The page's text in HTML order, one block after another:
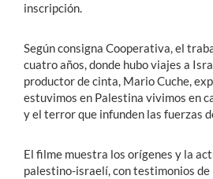
inscripción.
Según consigna Cooperativa, el
cuatro años, donde hubo viajes a
productor de cinta, Mario Cuche,
estuvimos en Palestina vivimos en
y el terror que infunden las fuerzas
El filme muestra los orígenes y la
palestino-israelí, con testimonios de